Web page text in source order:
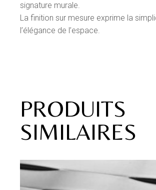
signature murale.
La finition sur mesure exprime la
l’élégance de l’espace.
PRODUITS
SIMILAIRES